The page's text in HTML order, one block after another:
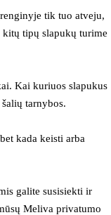
tik tuo atveju,
tipų slapukų turime
Kai kuriuos slapukus
tarnybos.
kada keisti arba
galite susisiekti ir
Meliva privatumo